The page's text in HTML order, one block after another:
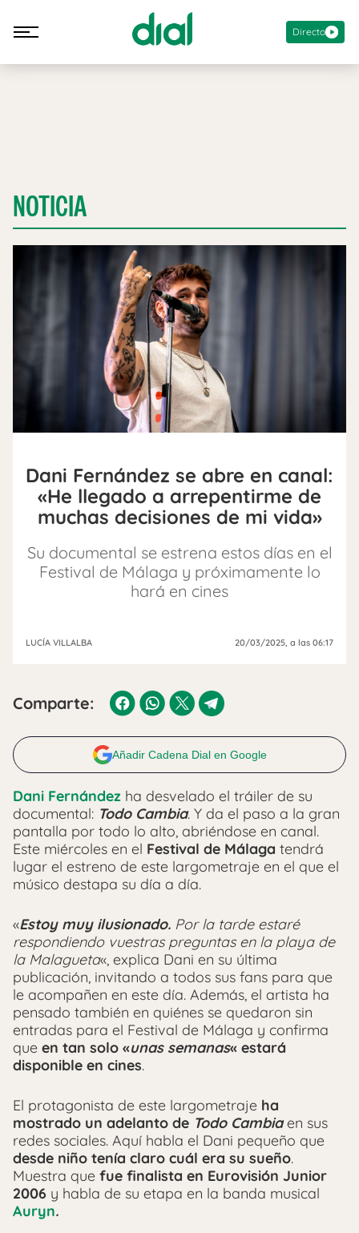
Directo
NOTICIA
Dani Fernández se abre en canal:
«He llegado a arrepentirme de
muchas decisiones de mi vida»
Su documental se estrena estos días en el
Festival de Málaga y próximamente lo
hará en cines
LUCÍA VILLALBA 20/03/2025, a las 06:17
Comparte:
Añadir Cadena Dial en Google
Dani Fernández ha desvelado el tráiler de su
documental: Todo Cambia. Y da el paso a la gran
pantalla por todo lo alto, abriéndose en canal.
Este miércoles en el Festival de Málaga tendrá
lugar el estreno de este largometraje en el que el
músico destapa su día a día.
«Estoy muy ilusionado. Por la tarde estaré
respondiendo vuestras preguntas en la playa de
la Malagueta«, explica Dani en su última
publicación, invitando a todos sus fans para que
le acompañen en este día. Además, el artista ha
pensado también en quiénes se quedaron sin
entradas para el Festival de Málaga y confirma
que en tan solo «unas semanas« estará
disponible en cines.
El protagonista de este largometraje ha
mostrado un adelanto de Todo Cambiaen sus
redes sociales. Aquí habla el Dani pequeño que
desde niño tenía claro cuál era su sueño.
Muestra que fue finalista en Eurovisión Junior
2006 y habla de su etapa en la banda musical
Auryn.